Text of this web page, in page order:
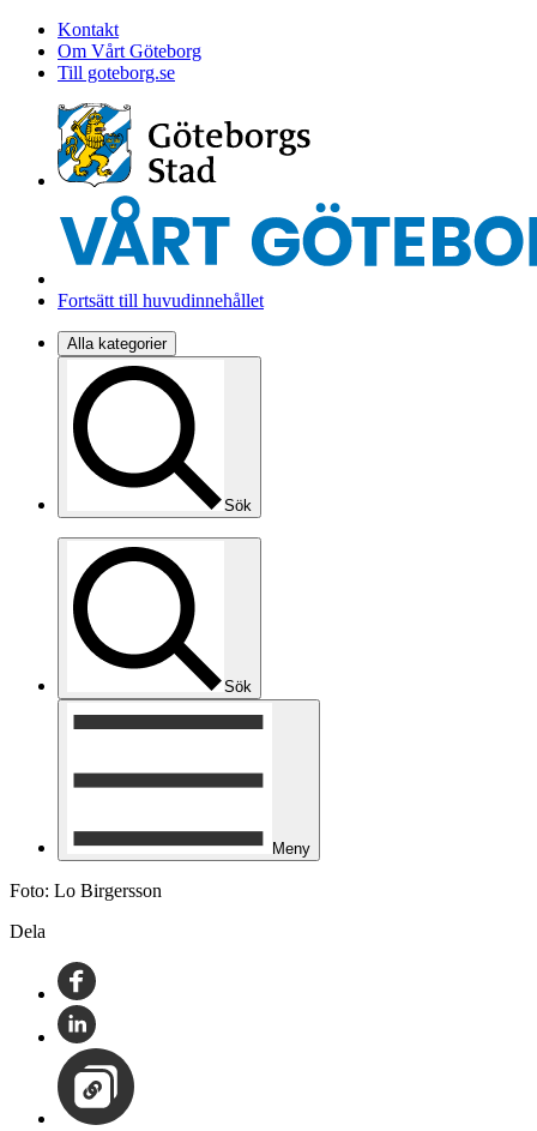
Kontakt
Om Vårt Göteborg
Till goteborg.se
Fortsätt till huvudinnehållet
Alla kategorier
Sök
Sök
Meny
Foto: Lo Birgersson
Dela